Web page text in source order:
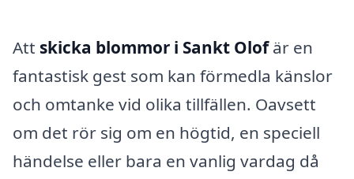
Att skicka blommor i Sankt Olofär en
fantastisk gest som kan förmedla känslor
och omtanke vid olika tillfällen. Oavsett
om det rör sig om en högtid, en speciell
händelse eller bara en vanlig vardag då